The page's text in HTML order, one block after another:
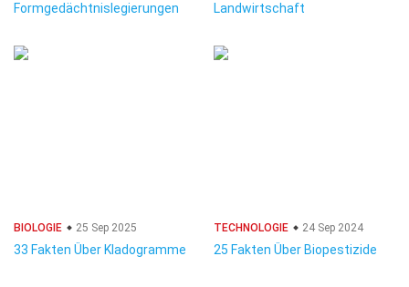
Formgedächtnislegierungen
Landwirtschaft
BIOLOGIE 25 Sep 2025
33 Fakten Über Kladogramme
TECHNOLOGIE 24 Sep 2024
25 Fakten Über Biopestizide